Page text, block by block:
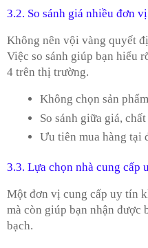
3.2. So sánh giá nhiều đơn
Không nên vội vàng quyết
Việc so sánh giúp bạn hiểu
4 trên thị trường.
Không chọn sản
So sánh giữa giá,
Ưu tiên mua hàng tại
3.3. Lựa chọn nhà cung cấp
Một đơn vị cung cấp uy tín
mà còn giúp bạn nhận được
bạch.